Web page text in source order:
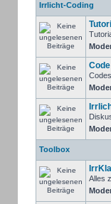
Irrlicht-Coding
Toolbox
Alles